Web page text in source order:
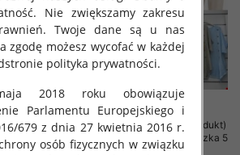
produkt)
Paczka 5
Bluzki damskie (Włoskie produkt)
Roz Standard, Mix Kolor Paczka 5
szt
Nie zwiększamy zakresu
Twoje dane są u nas
zgodę możesz wycofać w każdej
polityka prywatności.
2018 roku obowiązuje
Parlamentu Europejskiego i
679 z dnia 27 kwietnia 2016 r.
osób fizycznych w związku